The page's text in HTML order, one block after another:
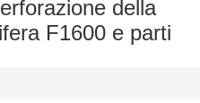
della
F1600 e parti